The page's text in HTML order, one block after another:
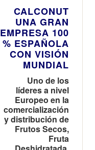
CALCONUT
UNA GRAN
EMPRESA 100
% ESPAÑOLA
CON VISIÓN
MUNDIAL
Uno de los
líderes a nivel
Europeo en la
comercialización
y distribución de
Frutos Secos,
Fruta